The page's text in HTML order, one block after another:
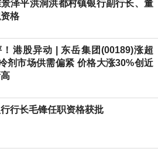
泽平洪洞洪都村镇银行副行长、董
格
港股异动 | 东岳集团(00189)涨超
剂市场供需偏紧 价格大涨30%创近
行长毛锋任职资格获批